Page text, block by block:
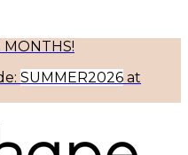
MONTHS!
SUMMER2026 at